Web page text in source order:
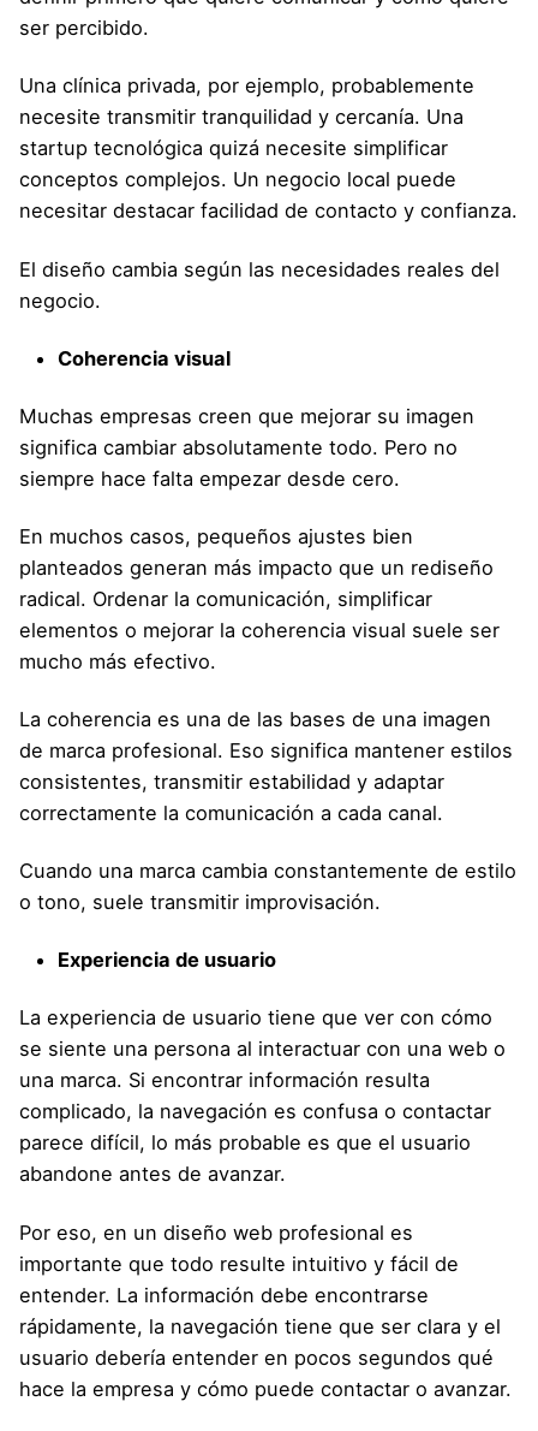
ser percibido.
Una clínica privada, por ejemplo, probablemente
necesite transmitir tranquilidad y cercanía. Una
startup tecnológica quizá necesite simplificar
conceptos complejos. Un negocio local puede
necesitar destacar facilidad de contacto y confianza.
El diseño cambia según las necesidades reales del
negocio.
Coherencia visual
Muchas empresas creen que mejorar su imagen
significa cambiar absolutamente todo. Pero no
siempre hace falta empezar desde cero.
En muchos casos, pequeños ajustes bien
planteados generan más impacto que un rediseño
radical. Ordenar la comunicación, simplificar
elementos o mejorar la coherencia visual suele ser
mucho más efectivo.
La coherencia es una de las bases de una imagen
de marca profesional. Eso significa mantener estilos
consistentes, transmitir estabilidad y adaptar
correctamente la comunicación a cada canal.
Cuando una marca cambia constantemente de estilo
o tono, suele transmitir improvisación.
Experiencia de usuario
La experiencia de usuario tiene que ver con cómo
se siente una persona al interactuar con una web o
una marca. Si encontrar información resulta
complicado, la navegación es confusa o contactar
parece difícil, lo más probable es que el usuario
abandone antes de avanzar.
Por eso, en un diseño web profesional es
importante que todo resulte intuitivo y fácil de
entender. La información debe encontrarse
rápidamente, la navegación tiene que ser clara y el
usuario debería entender en pocos segundos qué
hace la empresa y cómo puede contactar o avanzar.